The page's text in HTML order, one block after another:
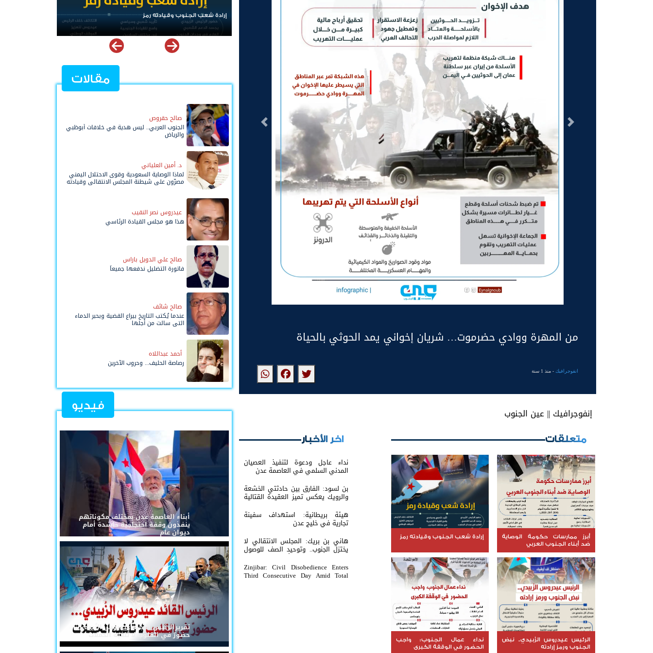
التالى السابق
من المهرة ووادي حضرموت… شريان إخواني يمد الحوثي بالحياة
انفوجرافيك- منذ 1 سنة
إنفوجرافيك || عين الجنوب
متعلقات
أبرز ممارسات حكومة الوصاية
ضد أبناء الجنوب العربي
إرادة شعب الجنوب وقيادته رمز
الرئيس عيدروس الزُبيدي.. نبض
الجنوب ورمز إرادته
نداء عمال الجنوب: واجب
الحضور في الوقفة الكبرى
اخر الأخبار
نداء عاجل ودعوة لتنفيذ العصيان
المدني السلمي في العاصمة عدن
بن لسود: الفارق بين حادثتي الخشعة
والرويك يعكس تميز العقيدة القتالية
هيئة بريطانية: استهداف سفينة
تجارية في خليج عدن
هاني بن بريك: المجلس الانتقالي لا
يختزل الجنوب.. وتوحيد الصف للوصول
لاستعادة الدولة أولوية تفرضها
الحكمة
Zinjibar: Civil Disobedience Enters
Third Consecutive Day Amid Total
إرادة شعب الجنوب وقيادته رمز الرئيس عيدروس
مقالات
صالح حقروص
الجنوب العربي.. ليس هدية في خلافات أبوظبي
والرياض
د. أمين العلياني
لماذا الوصاية السعودية وقوى الاحتلال اليمني
مصرّون على شيطنة المجلس الانتقالي وقيادته
عيدروس نصر النقيب
هذا هو مجلس القيادة الرئاسي
صالح علي الدويل باراس
فاتورة التضليل ندفعها جميعاً
صالح شائف
عندما يُكتب التاريخ بيراع القضية وبحبر الدماء
التي سالت من أجلها
أحمد عبداللاه
رصاصة الحليف... وحروب الآخرين
فيديو
أبناء العاصمة عدن بمختلف مكوناتهم
ينفذون وقفة احتجاجية حاشدة أمام
ديوان عام
تقريرالرئيس القائد عيدروس الزُبيدي...
حضورٌ في القلوب لا تُلغيه الحملات